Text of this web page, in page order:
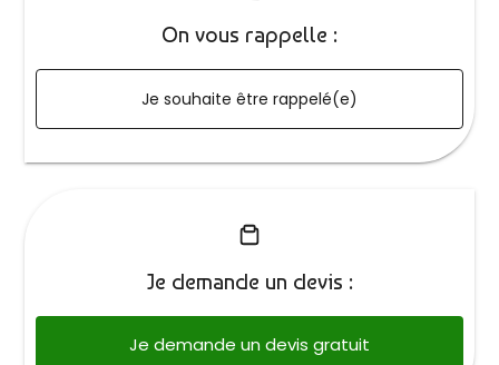
On vous rappelle :
Je souhaite être rappelé(e)
Je demande un devis :
Je demande un devis gratuit